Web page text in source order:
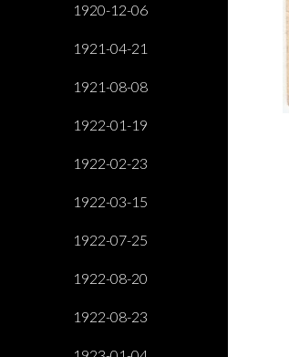
1920-12-06
1921-04-21
1921-08-08
1922-01-19
1922-02-23
1922-03-15
1922-07-25
1922-08-20
1922-08-23